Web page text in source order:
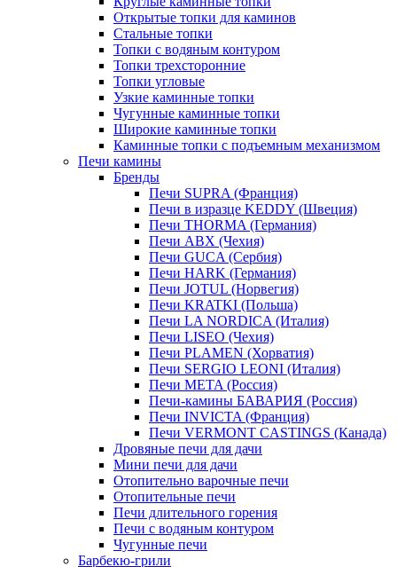
Открытые топки для каминов
Стальные топки
Топки с водяным контуром
Топки трехсторонние
Топки угловые
Узкие каминные топки
Чугунные каминные топки
Широкие каминные топки
Каминные топки с подъемным механизмом
Печи камины
Бренды
Печи SUPRA (Франция)
Печи в изразце KEDDY (Швеция)
Печи THORMA (Германия)
Печи ABX (Чехия)
Печи GUCA (Сербия)
Печи HARK (Германия)
Печи JOTUL (Норвегия)
Печи KRATKI (Польша)
Печи LA NORDICA (Италия)
Печи LISEO (Чехия)
Печи PLAMEN (Хорватия)
Печи SERGIO LEONI (Италия)
Печи META (Россия)
Печи-камины БАВАРИЯ (Россия)
Печи INVICTA (Франция)
Печи VERMONT CASTINGS (Канада)
Дровяные печи для дачи
Мини печи для дачи
Отопительно варочные печи
Отопительные печи
Печи длительного горения
Печи с водяным контуром
Чугунные печи
Барбекю-грили